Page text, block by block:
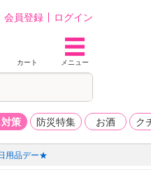
会員登録 ログイン
カート メニュー
策 防災特集 お酒 ク
用品デー★